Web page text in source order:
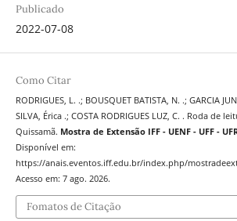
Publicado
2022-07-08
Como Citar
RODRIGUES, L. .; BOUSQUET BATISTA, N. .; GARCIA
SILVA, Érica .; COSTA RODRIGUES LUZ, C. . Roda de
Quissamã. Mostra de Extensão IFF - UENF - UFF -
Disponível em:
https://anais.eventos.iff.edu.br/index.php/
Acesso em: 7 ago. 2026.
Fomatos de Citação